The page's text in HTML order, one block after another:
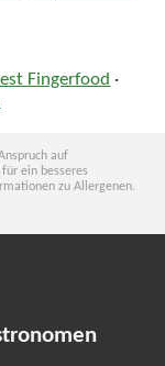
Fingerfood ·
auf
ein besseres
zu Allergenen.